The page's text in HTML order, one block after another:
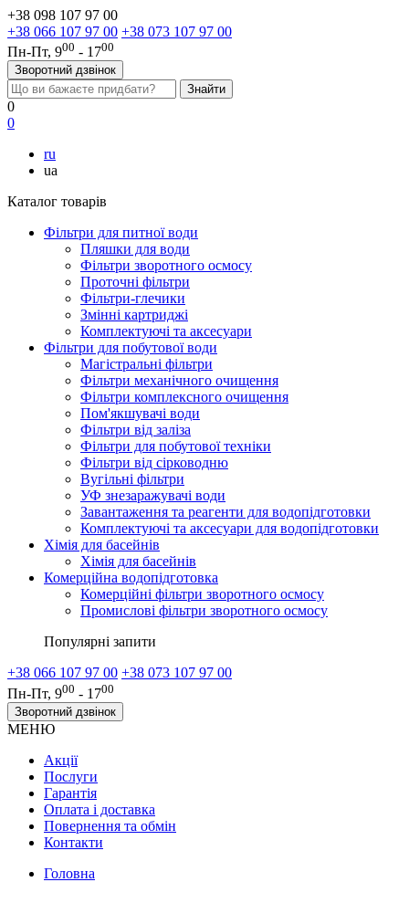
+38 098 107 97 00
+38 066 107 97 00 +38 073 107 97 00
Пн-Пт, 900 - 1700
Зворотний дзвінок
0
0
ru
ua
Каталог товарів
Фільтри для питної води
Пляшки для води
Фільтри зворотного осмосу
Проточні фільтри
Фільтри-глечики
Змінні картриджі
Комплектуючі та аксесуари
Фільтри для побутової води
Магістральні фільтри
Фільтри механічного очищення
Фільтри комплексного очищення
Пом'якшувачі води
Фільтри від заліза
Фільтри для побутової техніки
Фільтри від сірководню
Вугільні фільтри
УФ знезаражувачі води
Завантаження та реагенти для водопідготовки
Комплектуючі та аксесуари для водопідготовки
Хімія для басейнів
Хімія для басейнів
Комерційна водопідготовка
Комерційні фільтри зворотного осмосу
Промислові фільтри зворотного осмосу
Популярні запити
+38 066 107 97 00 +38 073 107 97 00
Пн-Пт, 900 - 1700
Зворотний дзвінок
МЕНЮ
Акції
Послуги
Гарантія
Оплата і доставка
Повернення та обмін
Контакти
Головна